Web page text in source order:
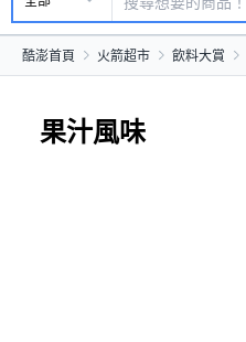
酷澎首頁 火箭超市 飲料大賞
果汁風味